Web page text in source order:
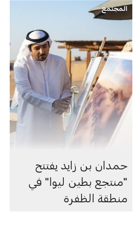
المجتمع
حمدان بن زايد يفتتح
"منتجع بطين ليوا" في
منطقة الظفرة